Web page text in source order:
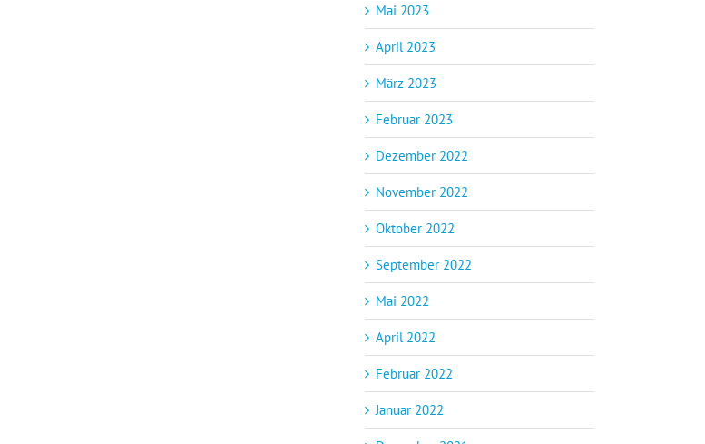
Mai 2023
April 2023
März 2023
Februar 2023
Dezember 2022
November 2022
Oktober 2022
September 2022
Mai 2022
April 2022
Februar 2022
Januar 2022